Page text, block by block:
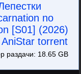
no
[S01] (2026)
torrent
раздачи: 18.65 GB